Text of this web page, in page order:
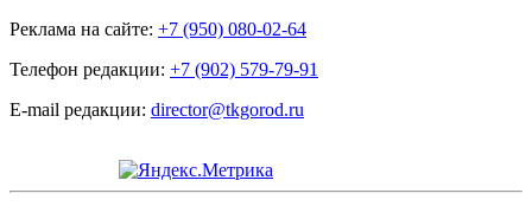
Реклама на сайте: +7 (950) 080-02-64
Телефон редакции: +7 (902) 579-79-91
E-mail редакции: director@tkgorod.ru